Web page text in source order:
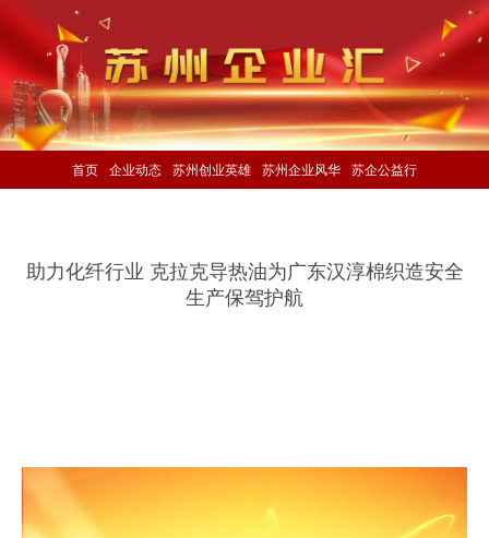
首页 企业动态 苏州创业英雄 苏州企业风华 苏企公益行
助力化纤行业 克拉克导热油为广东汉淳棉织造安全
生产保驾护航